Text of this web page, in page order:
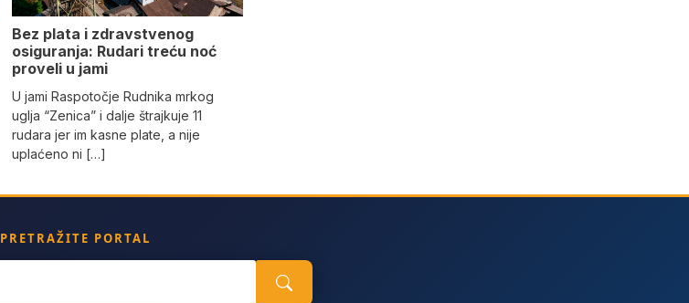
Bez plata i zdravstvenog
osiguranja: Rudari treću noć
proveli u jami
U jami Raspotočje Rudnika mrkog
uglja “Zenica” i dalje štrajkuje 11
rudara jer im kasne plate, a nije
uplaćeno ni […]
PRETRAŽITE PORTAL